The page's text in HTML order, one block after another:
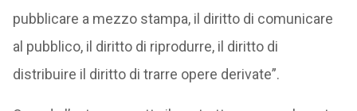
pubblicare a mezzo stampa, il diritto di comunicare
al pubblico, il diritto di riprodurre, il diritto di
distribuire il diritto di trarre opere derivate”.